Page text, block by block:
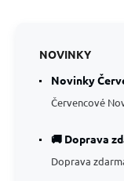
NOVINKY
Novinky
Červencové
🚚 Doprava
Doprava